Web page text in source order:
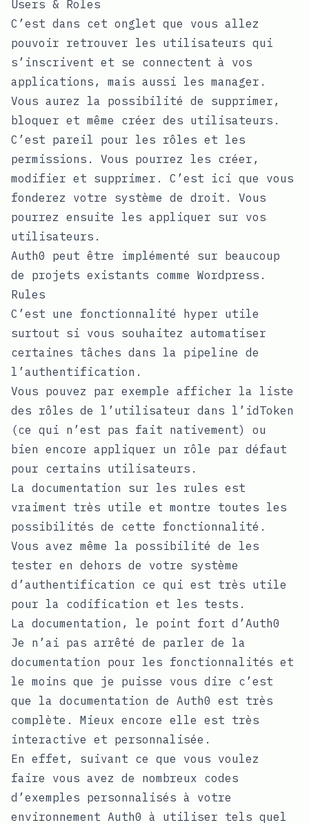
Users & Roles
C’est dans cet onglet que vous allez
pouvoir retrouver les utilisateurs qui
s’inscrivent et se connectent à vos
applications, mais aussi les manager.
Vous aurez la possibilité de supprimer,
bloquer et même créer des utilisateurs.
C’est pareil pour les rôles et les
permissions. Vous pourrez les créer,
modifier et supprimer. C’est ici que vous
fonderez votre système de droit. Vous
pourrez ensuite les appliquer sur vos
utilisateurs.
Auth0 peut être implémenté sur beaucoup
de projets existants comme Wordpress.
Rules
C’est une fonctionnalité hyper utile
surtout si vous souhaitez automatiser
certaines tâches dans la pipeline de
l’authentification.
Vous pouvez par exemple afficher la liste
des rôles de l’utilisateur dans l’idToken
(ce qui n’est pas fait nativement) ou
bien encore appliquer un rôle par défaut
pour certains utilisateurs.
La documentation sur les rules est
vraiment très utile et montre toutes les
possibilités de cette fonctionnalité.
Vous avez même la possibilité de les
tester en dehors de votre système
d’authentification ce qui est très utile
pour la codification et les tests.
La documentation, le point fort d’Auth0
Je n’ai pas arrêté de parler de la
documentation pour les fonctionnalités et
le moins que je puisse vous dire c’est
que la documentation de Auth0 est très
complète. Mieux encore elle est très
interactive et personnalisée.
En effet, suivant ce que vous voulez
faire vous avez de nombreux codes
d’exemples personnalisés à votre
environnement Auth0 à utiliser tels quel